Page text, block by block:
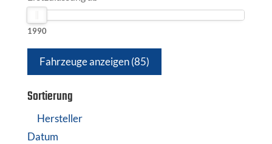
1990
Fahrzeuge anzeigen(85)
Sortierung
Hersteller
Datum